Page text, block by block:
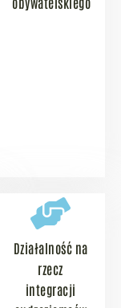
Działalność na
rzecz
integracji